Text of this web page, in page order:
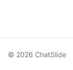
© 2026 ChatSlide